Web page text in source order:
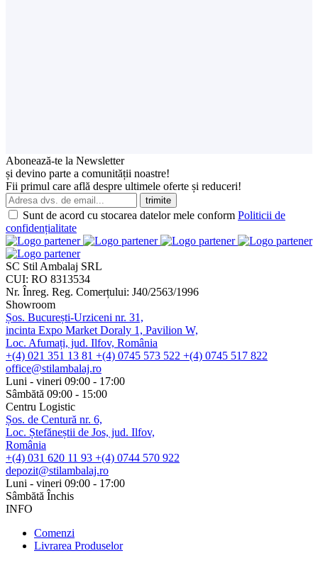
Abonează-te la Newsletter
și devino parte a comunității noastre!
Fii primul care află despre ultimele oferte și reduceri!
Sunt de acord cu stocarea datelor mele conform Politicii de
confidențialitate
SC Stil Ambalaj SRL
CUI: RO 8313534
Nr. Înreg. Reg. Comerțului: J40/2563/1996
Showroom
Șos. București-Urziceni nr. 31,
incinta Expo Market Doraly 1, Pavilion W,
Loc. Afumați, jud. Ilfov, România
+(4) 021 351 13 81 +(4) 0745 573 522 +(4) 0745 517 822
office@stilambalaj.ro
Luni - vineri 09:00 - 17:00
Sâmbătă 09:00 - 15:00
Centru Logistic
Șos. de Centură nr. 6,
Loc. Ștefăneștii de Jos, jud. Ilfov,
România
+(4) 031 620 11 93 +(4) 0744 570 922
depozit@stilambalaj.ro
Luni - vineri 09:00 - 17:00
Sâmbătă Închis
INFO
Comenzi
Livrarea Produselor